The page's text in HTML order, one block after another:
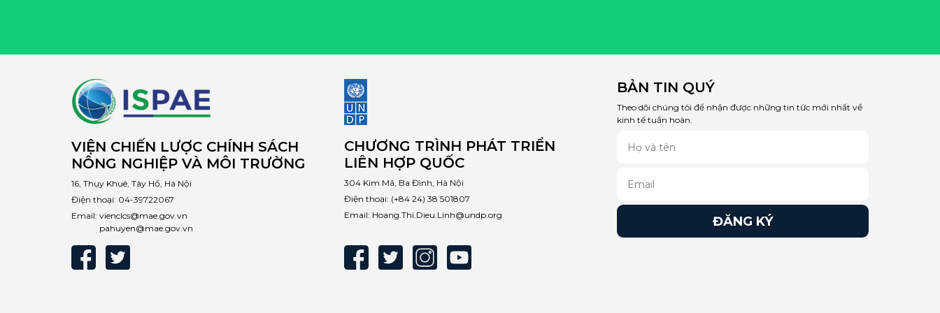
VIỆN CHIẾN LƯỢC CHÍNH SÁCH
NÔNG NGHIỆP VÀ MÔI TRƯỜNG
16, Thụy Khuê, Tây Hồ, Hà Nội
Điện thoại: 04-39722067
Email: vienclcs@mae.gov.vn
pahuyen@mae.gov.vn
CHƯƠNG TRÌNH PHÁT TRIỂN
LIÊN HỢP QUỐC
304 Kim Mã, Ba Đình, Hà Nội
Điện thoại: (+84 24) 38 501807
Email: Hoang.Thi.Dieu.Linh@undp.org
BẢN TIN QUÝ
Theo dõi chúng tôi để nhận được những tin tức mới nhất về
kinh tế tuần hoàn.